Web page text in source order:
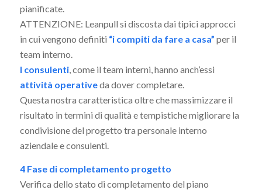
pianificate.
ATTENZIONE: Leanpull si discosta dai tipici approcci
in cui vengono definiti “i compiti da fare a casa” per il
team interno.
I consulenti, come il team interni, hanno anch’essi
attività operativeda dover completare.
Questa nostra caratteristica oltre che massimizzare il
risultato in termini di qualità e tempistiche migliorare la
condivisione del progetto tra personale interno
aziendale e consulenti.
4 Fase di completamento progetto
Verifica dello stato di completamento del piano